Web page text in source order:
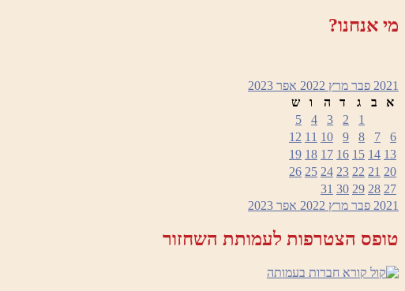
מי אנחנו?
2021 פבר מרץ 2022 אפר 2023
א
ב ג ד ה ו
ש
1
2
3
4
5
6
7
8
9
10
11
12
13
14
15
16
17
18
19
20
21
22
23
24
25
26
27
28
29
30
31
2021 פבר מרץ 2022 אפר 2023
טופס הצטרפות לעמותת השחזור